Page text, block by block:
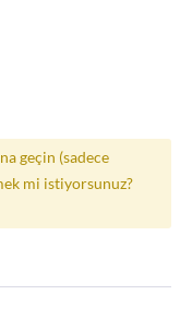
geçin (sadece
mi istiyorsunuz?